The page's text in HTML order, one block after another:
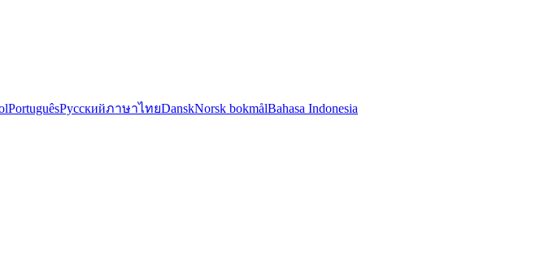
PortuguêsРусскийภาษาไทยDanskNorsk bokmålBahasa Indonesia